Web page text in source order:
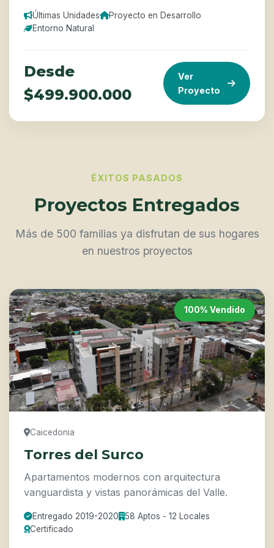
Últimas Unidades
Proyecto en Desarrollo
Entorno Natural
Desde
$499.900.000
Ver
Proyecto
ÉXITOS PASADOS
Proyectos Entregados
Más de 500 familias ya disfrutan de sus hogares
en nuestros proyectos
100% Vendido
Caicedonia
Torres del Surco
Apartamentos modernos con arquitectura
vanguardista y vistas panorámicas del Valle.
Entregado 2019-2020
58 Aptos - 12 Locales
Certificado